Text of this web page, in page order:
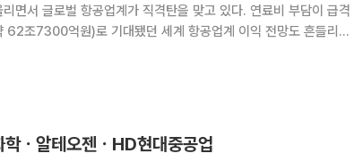
로벌 항공업계가 직격탄을 맞고 있다. 연료비 부담이 급격
62조7300억원)로 기대됐던 세계 항공업계 이익 전망도 흔들리고
ㆍ알테오젠ㆍHD현대중공업